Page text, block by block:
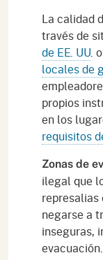
La calidad
través de
de EE. UU. o
locales de
propios
en los
requisitos
Zonas de
ilegal que
negarse a
inseguras,